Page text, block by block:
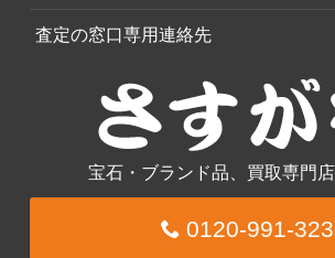
査定の窓口専用連絡先
宝石・ブランド品、買取専門
0120-991-323